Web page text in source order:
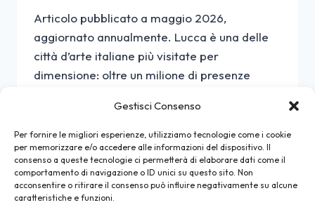
Gestisci Consenso
Per fornire le migliori esperienze, utilizziamo tecnologie come i cookie
per memorizzare e/o accedere alle informazioni del dispositivo. Il
consenso a queste tecnologie ci permetterà di elaborare dati come il
comportamento di navigazione o ID unici su questo sito. Non
acconsentire o ritirare il consenso può influire negativamente su alcune
caratteristiche e funzioni.
Articolo pubblicato a maggio 2026,
aggiornato annualmente. Lucca è una delle
città d’arte italiane più visitate per
dimensione: oltre un milione di presenze
abitanti, con picchi forti tra giugno e
settembre per il Lucca Summer Festival, a
fine ottobre per Lucca Comics & Games, a
metà settembre per…
LEGGI DI PIÙAFFITTARE